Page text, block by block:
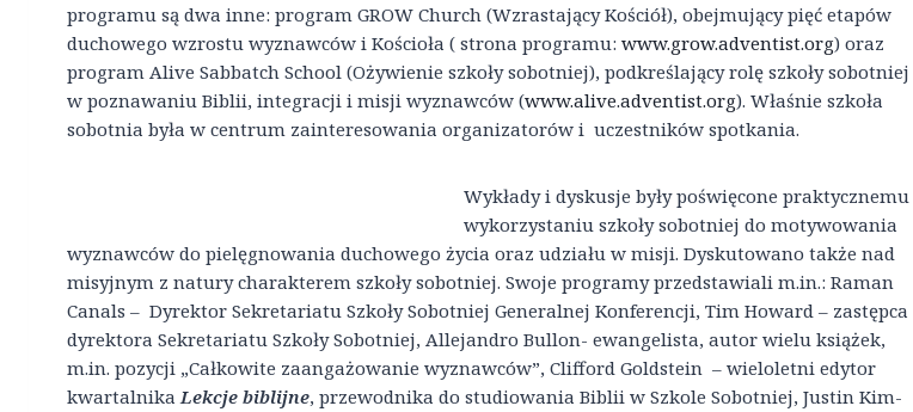
programu są dwa inne: program GROW Church (Wzrastający Kościół), obejmujący pięć etapów
duchowego wzrostu wyznawców i Kościoła ( strona programu: www.grow.adventist.org) oraz
program Alive Sabbatch School (Ożywienie szkoły sobotniej), podkreślający rolę szkoły sobotniej
w poznawaniu Biblii, integracji i misji wyznawców (www.alive.adventist.org). Właśnie szkoła
sobotnia była w centrum zainteresowania organizatorów i uczestników spotkania.
Wykłady i dyskusje były poświęcone praktycznemu
wykorzystaniu szkoły sobotniej do motywowania
wyznawców do pielęgnowania duchowego życia oraz udziału w misji. Dyskutowano także nad
misyjnym z natury charakterem szkoły sobotniej. Swoje programy przedstawiali m.in.: Raman
Canals – Dyrektor Sekretariatu Szkoły Sobotniej Generalnej Konferencji, Tim Howard – zastępca
dyrektora Sekretariatu Szkoły Sobotniej, Allejandro Bullon- ewangelista, autor wielu książek,
m.in. pozycji „Całkowite zaangażowanie wyznawców”, Clifford Goldstein – wieloletni edytor
kwartalnikaLekcje biblijne, przewodnika do studiowania Biblii w Szkole Sobotniej, Justin Kim-